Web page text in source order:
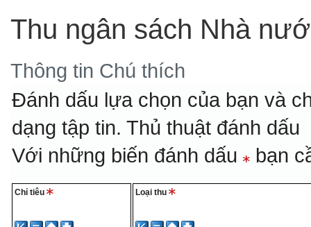
Thu ngân sách Nhà
Thông tin Chú thích
Đánh dấu lựa chọn của bạn và
dạng tập tin.Thủ thuật đánh dấu
Với những biến đánh dấu bạn
Chỉ tiêu Loại thu